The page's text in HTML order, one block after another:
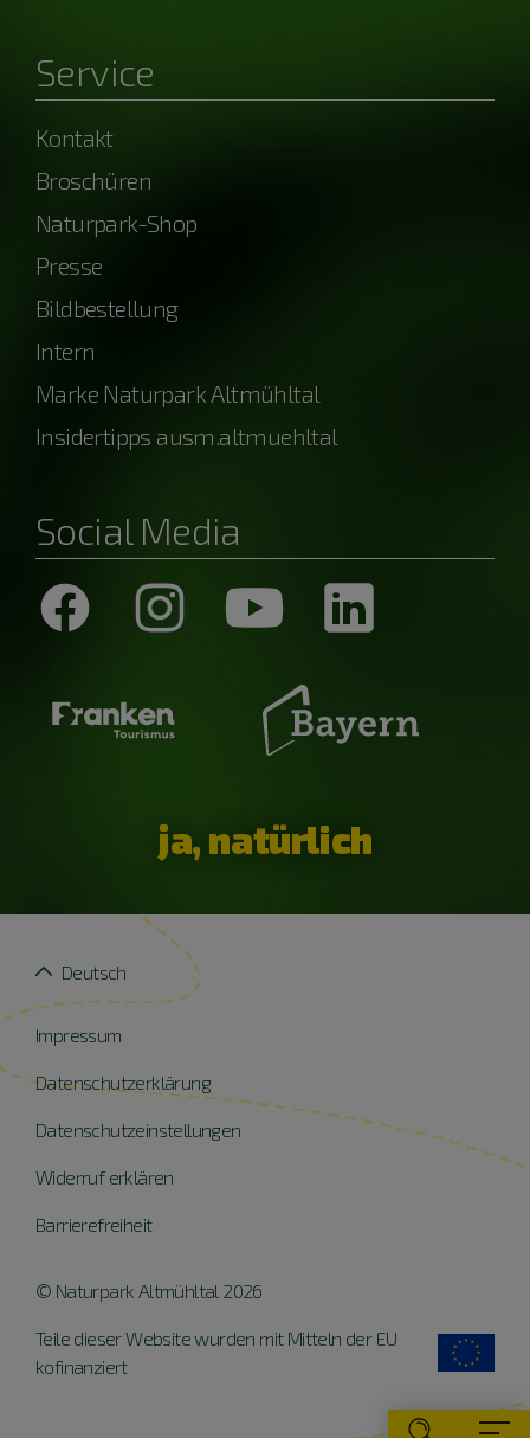
Service
Kontakt
Broschüren
Naturpark-Shop
Presse
Bildbestellung
Intern
Marke Naturpark Altmühltal
Insidertipps ausm.altmuehltal
Social Media
ja, natürlich
Impressum
Datenschutzerklärung
Datenschutzeinstellungen
Widerruf erklären
Barrierefreiheit
Deutsch
© Naturpark Altmühltal 2026
Teile dieser Website wurden mit Mitteln der EU
kofinanziert